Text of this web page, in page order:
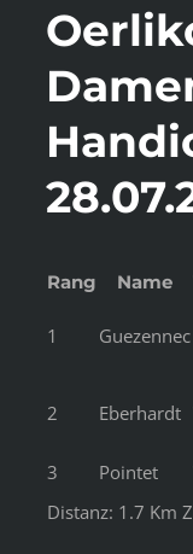
Rang Name
1 Guezennec
2 Eberhardt
3
Pointet
Distanz: 1.7 Km